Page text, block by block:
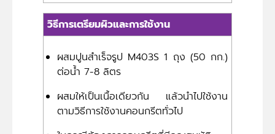
วิธีการเตรียมผิวและการใช้งาน
ผสมปูนสำเร็จรูป M403S 1 ถุง (50 กก.)
ต่อน้ำ 7-8 ลิตร
ผสมให้เป็นเนื้อเดียวกัน แล้วนำไปใช้งาน
ตามวิธีการใช้งานคอนกรีตทั่วไป